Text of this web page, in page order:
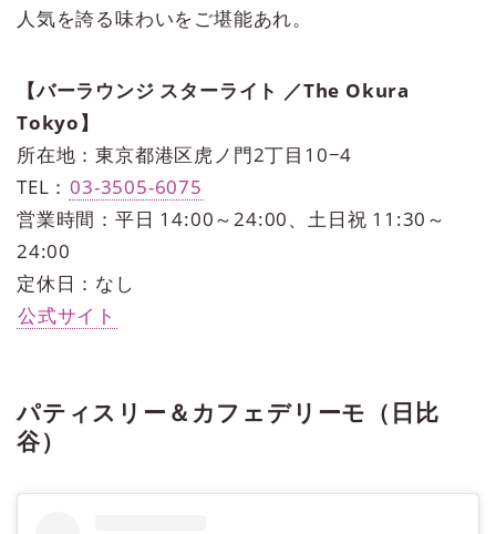
人気を誇る味わいをご堪能あれ。
【バーラウンジ スターライト ／The Okura
Tokyo】
所在地：東京都港区虎ノ門2丁目10−4
TEL： 03-3505-6075
営業時間：平日 14:00～24:00、土日祝 11:30～
24:00
定休日：なし
公式サイト
パティスリー＆カフェデリーモ（日比
谷）